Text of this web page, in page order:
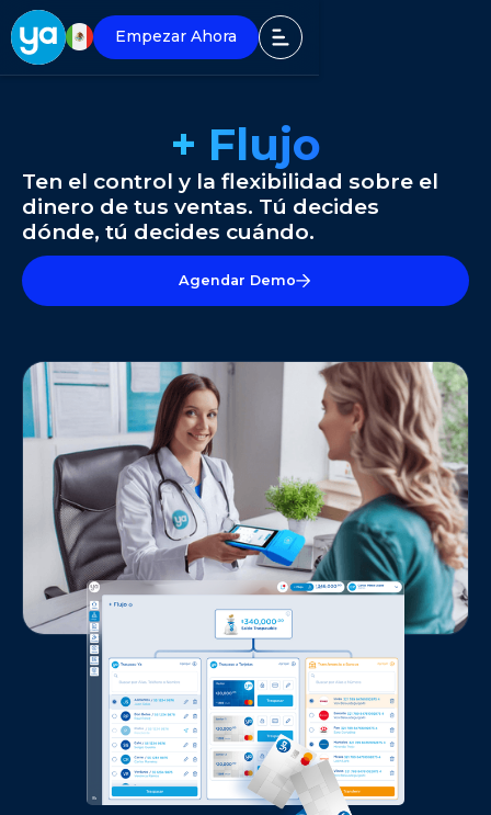
Empezar Ahora
+ Flujo
Ten el control y la flexibilidad sobre el
dinero de tus ventas. Tú decides
dónde, tú decides cuándo.
Agendar Demo